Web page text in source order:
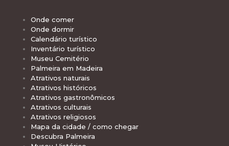
Onde comer
Onde dormir
Calendário turístico
Inventário turístico
Museu Cemitério
Palmeira em Madeira
Atrativos naturais
Atrativos históricos
Atrativos gastronômicos
Atrativos culturais
Atrativos religiosos
Mapa da cidade / como chegar
Descubra Palmeira